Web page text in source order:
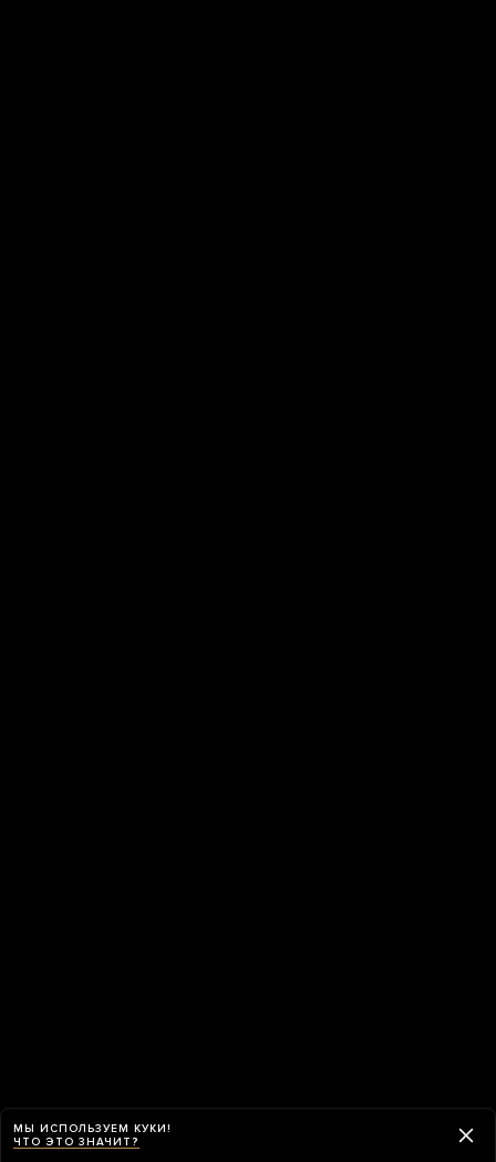
МЫ ИСПОЛЬЗУЕМ КУКИ!
ЧТО ЭТО ЗНАЧИТ?